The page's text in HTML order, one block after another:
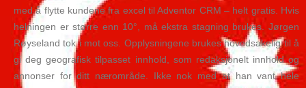
med å flytte kundene fra excel til Adventor CRM – helt gratis. Hvis
helningen er større enn 10°, må ekstra stagning brukes. Jørgen
Røyseland tok i mot oss. Opplysningene brukes hovedsakelig til å
gi deg geografisk tilpasset innhold, som redaksjonelt innhold og
annonser for ditt nærområde. Ikke nok med at han vant hele